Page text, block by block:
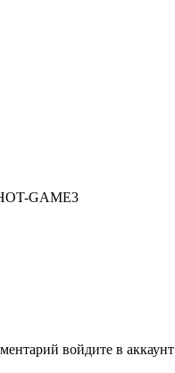
GAME3
войдите в аккаунт